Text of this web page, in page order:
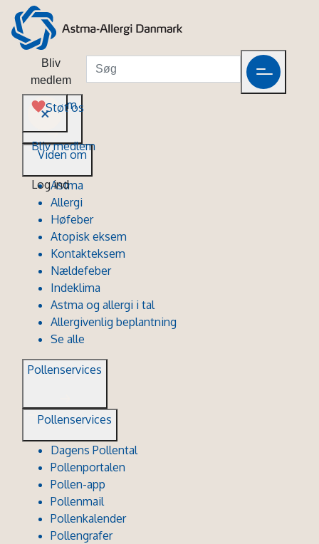
Bliv
medlem
Støt os
Bliv medlem
Log ind
Viden om
Viden om
Astma
Allergi
Høfeber
Atopisk eksem
Kontakteksem
Nældefeber
Indeklima
Astma og allergi i tal
Allergivenlig beplantning
Se alle
Pollenservices
Pollenservices
Dagens Pollental
Pollenportalen
Pollen-app
Pollenmail
Pollenkalender
Pollengrafer